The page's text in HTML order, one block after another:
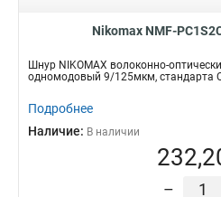
Nikomax NMF-
Шнур NIKOMAX волоконно-
одномодовый 9/125мкм, стандарта
Подробнее
Наличие: В наличии
–